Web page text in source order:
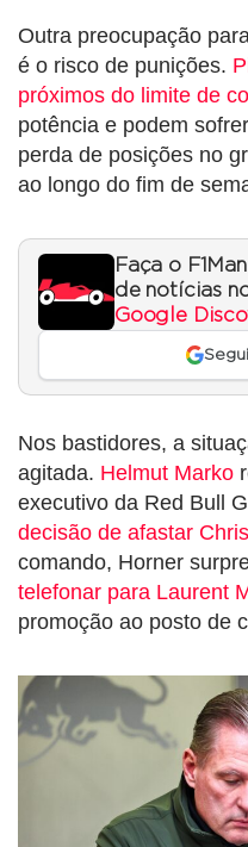
Outra preocupação
é o risco de punições.
próximos do limite de
potência e podem
perda de posições no
ao longo do fim de
Faça o
de notícias
Google
Nos bastidores, a
agitada. Helmut Marko
executivo da Red Bull
decisão de afastar
comando, Horner
telefonar para Laurent
promoção ao posto de